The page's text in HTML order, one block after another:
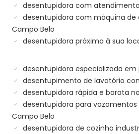
desentupidora com
desentupidora com máquina de
Campo Belo
desentupidora próxima à sua
desentupidora especializada em
desentupimento de lavatório
desentupidora rápida e barata
desentupidora para
Campo Belo
desentupidora de cozinha